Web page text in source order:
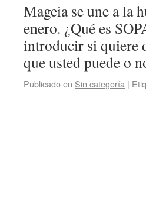
Mageia se une a la
enero. ¿Qué es
introducir si quiere
que usted puede o
Publicado en Sin categoría |